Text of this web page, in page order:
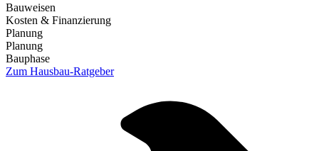
Bauweisen
Kosten & Finanzierung
Planung
Planung
Bauphase
Zum Hausbau-Ratgeber